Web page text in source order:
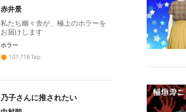
赤井景
私たち幽々舎が、極上のホラーを
お届けします
ホラー
137,716Tap
乃子さんに推されたい